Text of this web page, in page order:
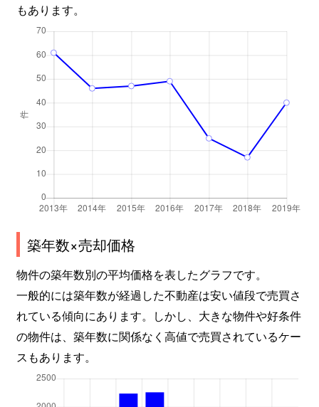
もあります。
築年数×売却価格
物件の築年数別の平均価格を表したグラフです。
一般的には築年数が経過した不動産は安い値段で売買さ
れている傾向にあります。しかし、大きな物件や好条件
の物件は、築年数に関係なく高値で売買されているケー
スもあります。